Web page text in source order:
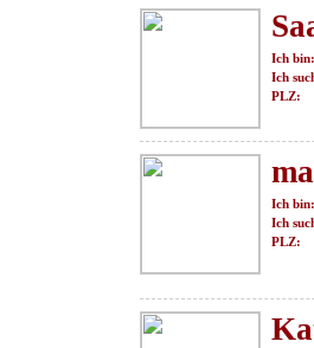
Ich bin:
Ich
PLZ:
Ich bin:
Ich
PLZ: